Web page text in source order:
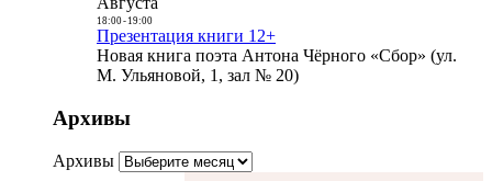
18:00- 19:00
Презентация книги 12+
Новая книга поэта Антона Чёрного «Сбор» (ул.
М. Ульяновой, 1, зал № 20)
Архивы
Архивы